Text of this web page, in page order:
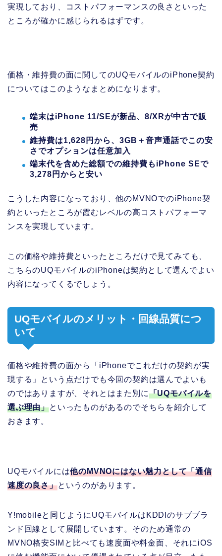
実現しており、コストパフォーマンスの良さといった
ところが確かに感じられるはずです。
価格・維持費の面に関してのUQモバイルのiPhone契約
についてはこのようなまとめになります。
端末はiPhone 11/SEが新品、8/XRが中古で販
売
維持費は1,628円から、3GB＋音声通話でこの安
さでオプションは任意加入
端末代を含めた総額での維持費もiPhone SEで
3,278円からと安い
こうした内容になっており、他のMVNOでのiPhone契
約といったところが霞むレベルの高コストパフォーマ
ンスを実現しています。
この価格や維持費といったところだけで見てみても、
こちらのUQモバイルのiPhoneは契約として選んでよい
内容になってくるでしょう。
UQモバイルのメリット・回線品質につ
いて
価格や維持費の面から「iPhoneでこれだけの契約が実
現する」という点だけでも今回の契約は選んでよいも
のではありますが、それとはまた別に「UQモバイルを
選ぶ理由」といったものがあるのでそちらを紹介して
おきます。
UQモバイルには他のMVNOにはない魅力として「通信
速度の良さ」というのがあります。
Y!mobileと同じようにUQモバイルはKDDIのサブブラ
ンド回線として展開しています。そのため通常の
MVNO格安SIMと比べても速度面や料金面、それにiOS